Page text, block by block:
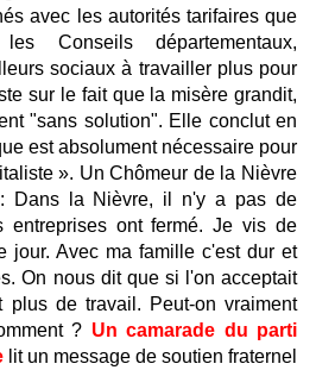
avec les autorités tarifaires que
Conseils départementaux,
sociaux à travailler plus pour
sur le fait que la misère grandit,
"sans solution". Elle conclut en
est absolument nécessaire pour
». Un Chômeur de la Nièvre
Dans la Nièvre, il n'y a pas de
entreprises ont fermé. Je vis de
jour. Avec ma famille c'est dur et
On nous dit que si l'on acceptait
de travail. Peut-on vraiment
? Un camarade du parti
lit un message de soutien fraternel